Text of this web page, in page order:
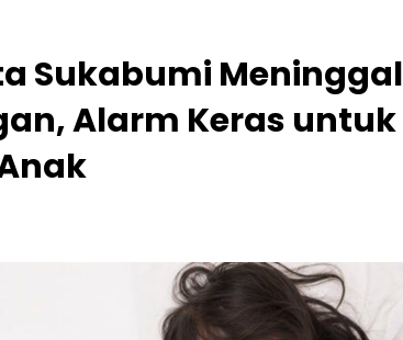
Sukabumi Meninggal
Alarm Keras untuk